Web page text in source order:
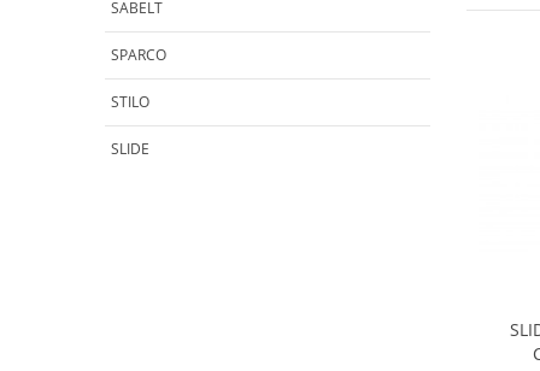
SABELT
SPARCO
STILO
SLIDE